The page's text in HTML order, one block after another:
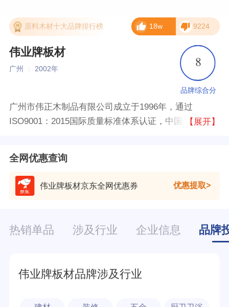
原料木材十大品牌排行榜 18w 9224
伟业牌板材
广州 2002年 8
品牌综合分
广州市伟正木制品有限公司成立于1996年，通过
ISO9001：2015国际质量标准体系认证，中国环境标志
的缔造者，阻燃、绝燃板材的创新者，全屋定制专业板
材服务商。
【展开】
全网优惠查询
伟业牌板材京东全网优惠券 优惠提取
热销单品 涉及行业 企业信息 品牌
伟业牌板材品牌涉及行业